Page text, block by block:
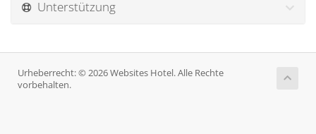
Unterstützung
Urheberrecht: © 2026 Websites Hotel. Alle Rechte
vorbehalten.